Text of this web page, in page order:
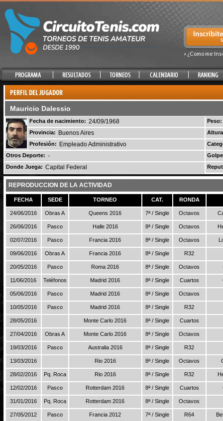
» ¿Como me
Mauricio Dalessio
Fecha de nacimiento: 24/09/1968
Peso:
Provincia:
Buenos Aires
Profesión:
Empleado Administrativo
Otros Deporte: -
Donde Juega: Capital Federal
REPRODUCCION DE LA ACTIVIDAD
FECHA SEDE TORNEO CAT. RONDA
24/06/2016 Obras A Queens 2016 7ª / Single Octavos
26/06/2016 Pasco Halle 2016 8ª / Single Octavos
02/07/2016 Pasco Francia 2016 8ª / Single Octavos
09/06/2016 Obras A Francia 2016 8ª / Single R32
20/05/2016 Pasco Roma 2016 8ª / Single Octavos
11/06/2016 Teléfonos Madrid 2016 8ª / Single Cuartos
05/06/2016 Pasco Madrid 2016 8ª / Single Octavos
10/05/2016 Pasco Madrid 2016 8ª / Single R32
28/05/2016 Monte Carlo 2016 8ª / Single Cuartos
27/04/2016 Obras A Monte Carlo 2016 8ª / Single Octavos
19/03/2016 Pasco Australia 2016 8ª / Single R32
13/03/2016 Rio 2016 8ª / Single Octavos
28/02/2016 Pq. Roca Rio 2016 8ª / Single R32
12/02/2016 Pasco Rotterdam 2016 8ª / Single Cuartos
31/01/2016 Pq. Roca Rotterdam 2016 8ª / Single Octavos
27/05/2012 Pasco Francia 2012 7ª / Single R64